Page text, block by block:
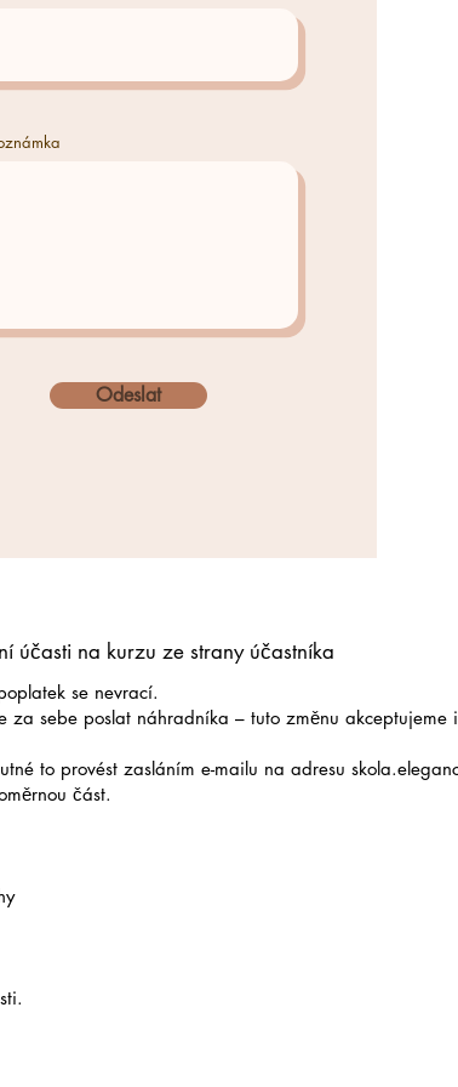
Odeslat
účasti na kurzu ze strany účastníka
se nevrací.
za sebe poslat náhradníka – tuto změnu
to provést zasláním e-mailu na adresu
část.